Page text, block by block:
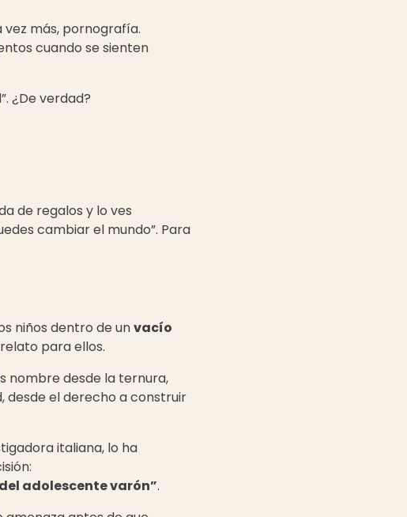
más, pornografía.
cuando se sienten
¿De verdad?
de regalos y lo ves
cambiar el mundo”. Para
niños dentro de unvacío
para ellos.
nombre desde la ternura,
desde el derecho a construir
italiana, lo ha
adolescente varón”.